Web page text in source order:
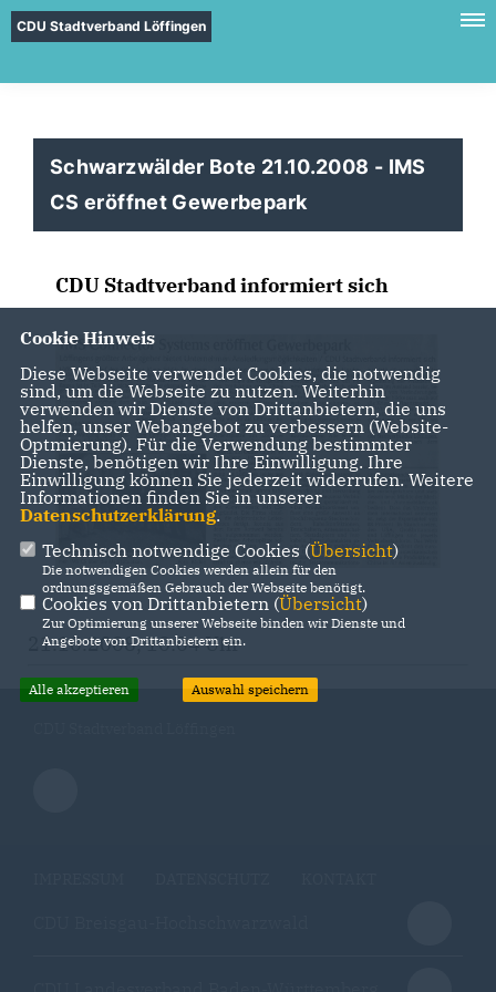
CDU Stadtverband Löffingen
Schwarzwälder Bote 21.10.2008 - IMS
CS eröffnet Gewerbepark
CDU Stadtverband informiert sich
21.10.2008, 10:04 Uhr
Cookie Hinweis
Diese Webseite verwendet Cookies, die notwendig
sind, um die Webseite zu nutzen. Weiterhin
verwenden wir Dienste von Drittanbietern, die uns
helfen, unser Webangebot zu verbessern (Website-
Optmierung). Für die Verwendung bestimmter
Dienste, benötigen wir Ihre Einwilligung. Ihre
Einwilligung können Sie jederzeit widerrufen. Weitere
Informationen finden Sie in unserer
Datenschutzerklärung.
Technisch notwendige Cookies (Übersicht)
Die notwendigen Cookies werden allein für den
ordnungsgemäßen Gebrauch der Webseite benötigt.
Cookies von Drittanbietern (Übersicht)
Zur Optimierung unserer Webseite binden wir Dienste und
Angebote von Drittanbietern ein.
Alle akzeptieren Auswahl speichern